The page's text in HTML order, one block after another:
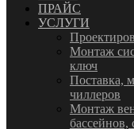
ПРАЙС
УСЛУГИ
Монтаж
ключ
Поставка,
чиллеров
Монтаж